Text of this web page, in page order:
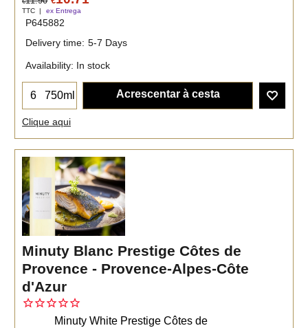
TTC ex Entrega
P645882
Delivery time: 5-7 Days
Availability: In stock
750ml Acrescentar à cesta
Clique aqui
Minuty Blanc Prestige Côtes de
Provence - Provence-Alpes-Côte
d'Azur
Minuty White Prestige Côtes de